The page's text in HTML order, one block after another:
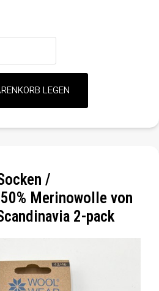
/
Merinowolle von
2-pack